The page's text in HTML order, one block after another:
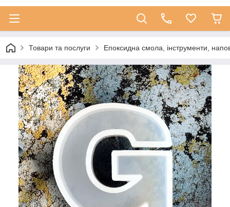
Товари та послуги Епоксидна смола, інструменти,